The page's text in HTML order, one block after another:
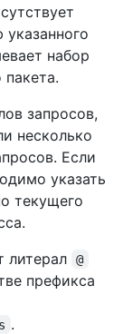
набор
запросов,
несколько
Если
указать
текущего
литерал @
префикса
.